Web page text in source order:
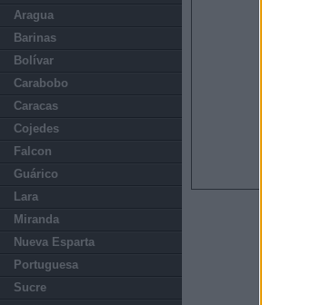
Aragua
Barinas
Bolívar
Carabobo
Caracas
Cojedes
Falcon
Guárico
Lara
Miranda
Nueva Esparta
Portuguesa
Sucre